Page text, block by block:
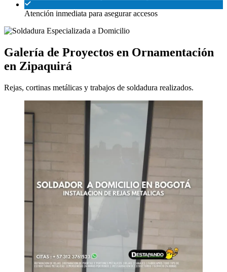
Atención inmediata para asegurar accesos
Galería de Proyectos en Ornamentación
en Zipaquirá
Rejas, cortinas metálicas y trabajos de soldadura realizados.